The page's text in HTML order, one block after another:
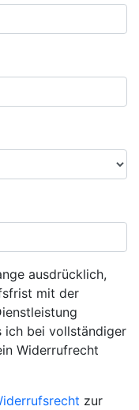
ausdrücklich,
mit der
ich bei vollständiger
Widerrufrecht
zur